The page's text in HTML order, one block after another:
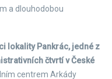
a dlouhodobou
lokality Pankrác, jedné z
čtvrtí v České
centrem Arkády